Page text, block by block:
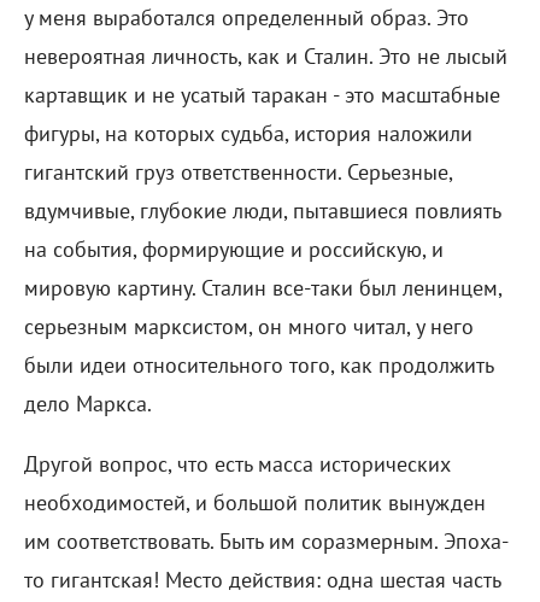
у меня выработался определенный образ. Это
невероятная личность, как и Сталин. Это не лысый
картавщик и не усатый таракан - это масштабные
фигуры, на которых судьба, история наложили
гигантский груз ответственности. Серьезные,
вдумчивые, глубокие люди, пытавшиеся повлиять
на события, формирующие и российскую, и
мировую картину. Сталин все-таки был ленинцем,
серьезным марксистом, он много читал, у него
были идеи относительного того, как продолжить
дело Маркса.
Другой вопрос, что есть масса исторических
необходимостей, и большой политик вынужден
им соответствовать. Быть им соразмерным. Эпоха-
то гигантская! Место действия: одна шестая часть